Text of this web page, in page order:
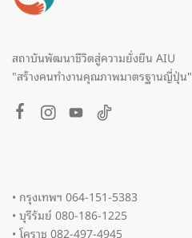
สถาบันพัฒนาชีวิตสู่ความยั่งยืน AIU
"สร้างคนทำงานคุณภาพมาตรฐานญี่ปุ่น"
• กรุงเทพฯ 064-151-5383
• บุรีรัมย์ 080-186-1225
• โคราช 082-497-4945